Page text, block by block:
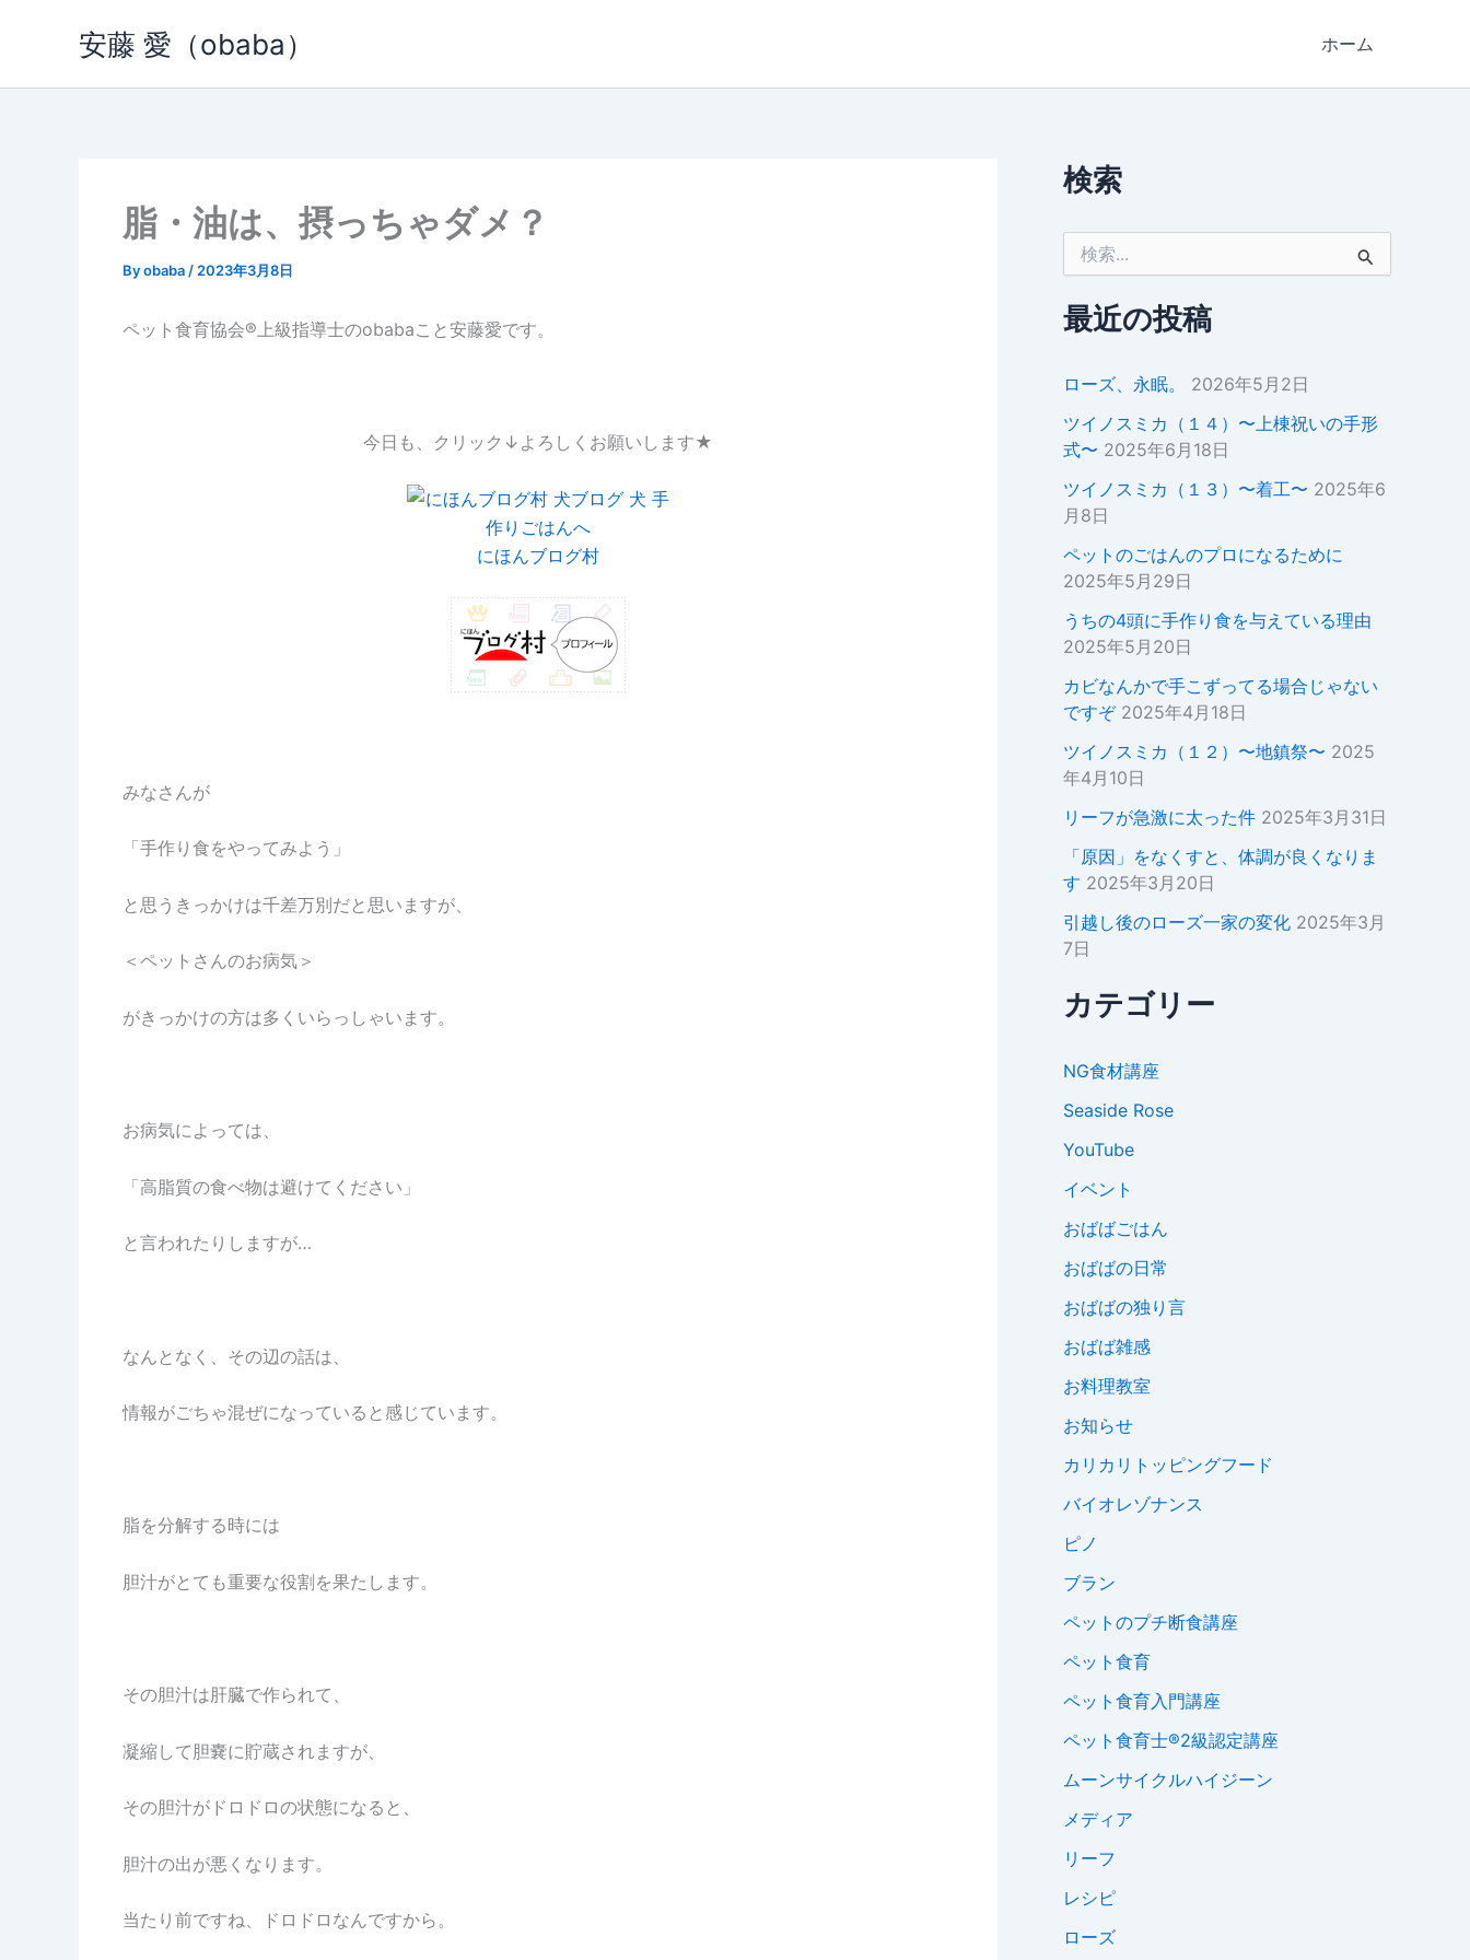
安藤 愛（obaba） ホーム
脂・油は、摂っちゃダメ？
Byobaba / 2023年3月8日
ペット食育協会®︎上級指導士のobabaこと安藤愛です。
今日も、クリック↓よろしくお願いします★
にほんブログ村
みなさんが
「手作り食をやってみよう」
と思うきっかけは千差万別だと思いますが、
＜ペットさんのお病気＞
がきっかけの方は多くいらっしゃいます。
お病気によっては、
「高脂質の食べ物は避けてください」
と言われたりしますが…
なんとなく、その辺の話は、
情報がごちゃ混ぜになっていると感じています。
脂を分解する時には
胆汁がとても重要な役割を果たします。
その胆汁は肝臓で作られて、
凝縮して胆嚢に貯蔵されますが、
その胆汁がドロドロの状態になると、
胆汁の出が悪くなります。
当たり前ですね、ドロドロなんですから。
検索
象
:最近の投稿
ローズ、永眠。
2026年5月2日
ツイノスミカ（１４）〜上棟祝いの手形
式〜 2025年6月18日
ツイノスミカ（１３）〜着工〜 2025年6
月8日
ペットのごはんのプロになるために
2025年5月29日
うちの4頭に手作り食を与えている理由
2025年5月20日
カビなんかで手こずってる場合じゃない
ですぞ 2025年4月18日
ツイノスミカ（１２）〜地鎮祭〜 2025
年4月10日
リーフが急激に太った件 2025年3月31日
「原因」をなくすと、体調が良くなりま
す 2025年3月20日
引越し後のローズ一家の変化 2025年3月
7日
カテゴリー
NG食材講座
Seaside Rose
YouTube
イベント
おばばごはん
おばばの日常
おばばの独り言
おばば雑感
お料理教室
お知らせ
カリカリトッピングフード
バイオレゾナンス
ピノ
ブラン
ペットのプチ断食講座
ペット食育
ペット食育入門講座
ペット食育士®︎2級認定講座
ムーンサイクルハイジーン
メディア
リーフ
レシピ
ローズ